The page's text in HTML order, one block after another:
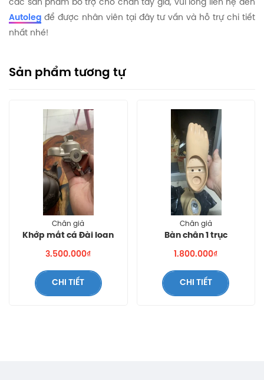
các sản phẩm bổ trợ cho chân tay giả, vui lòng liên hệ đến
Autoleg để được nhân viên tại đây tư vấn và hỗ trự chi tiết
nhất nhé!
Sản phẩm tương tự
Chân giả
Khớp mắt cá Đài loan
3.500.000₫
CHI TIẾT
Chân giả
Bàn chân 1 trục
1.800.000₫
CHI TIẾT